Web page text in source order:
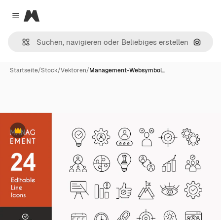
Close menu
Magnific
Nach
Startseite/Stock/Vektoren/Management-Websymbol…
Premium